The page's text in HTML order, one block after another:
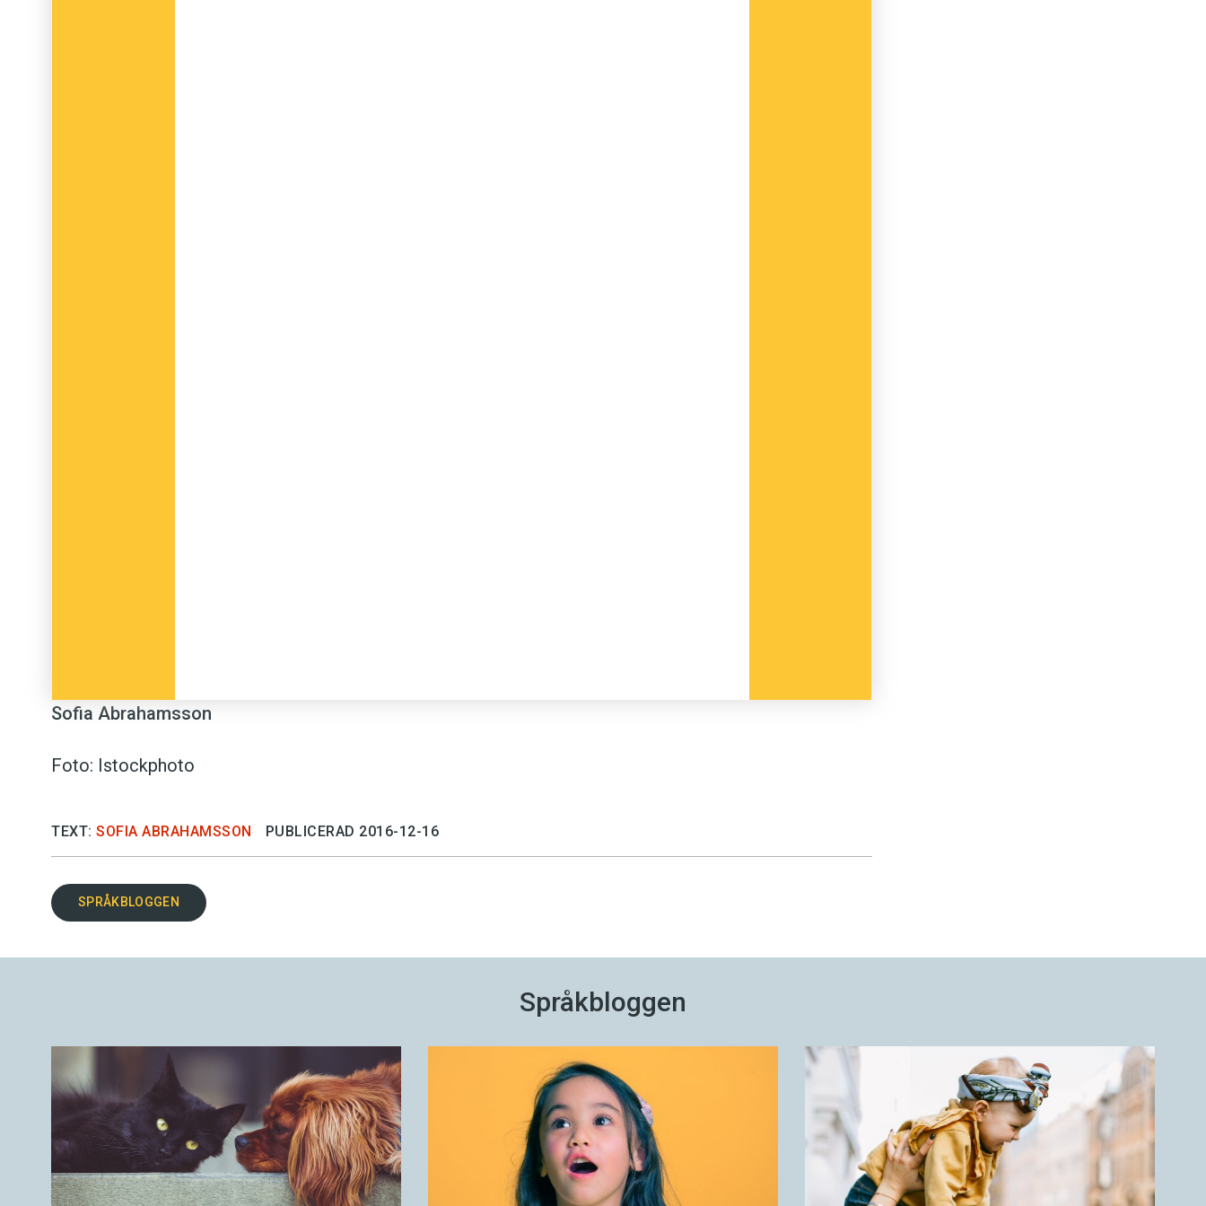
Sofia Abrahamsson
Foto: Istockphoto
TEXT: SOFIA ABRAHAMSSON PUBLICERAD 2016-12-16
SPRÅKBLOGGEN
Språkbloggen